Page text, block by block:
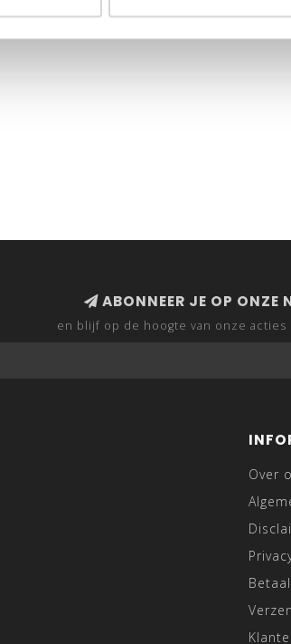
ABONNEER JE OP ONZE
en blijf op de hoogte van onze
Over